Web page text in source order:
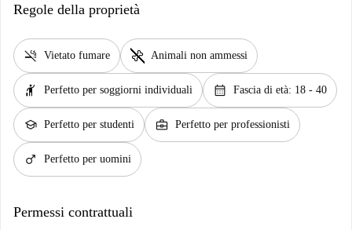
Regole della proprietà
smoke_free Vietato fumare pet_supplies Animali non ammessi
hail Perfetto per soggiorni individuali calendar_month Fascia di età: 18 - 40
school Perfetto per studenti business_center Perfetto per professionisti
male Perfetto per uomini
Permessi contrattuali